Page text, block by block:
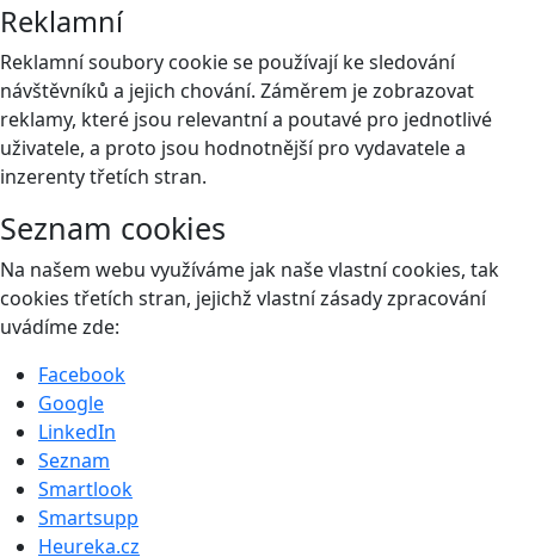
Reklamní
Reklamní soubory cookie se používají ke sledování
návštěvníků a jejich chování. Záměrem je zobrazovat
reklamy, které jsou relevantní a poutavé pro jednotlivé
uživatele, a proto jsou hodnotnější pro vydavatele a
inzerenty třetích stran.
Seznam cookies
Na našem webu využíváme jak naše vlastní cookies, tak
cookies třetích stran, jejichž vlastní zásady zpracování
uvádíme zde:
Facebook
Google
LinkedIn
Seznam
Smartlook
Smartsupp
Heureka.cz